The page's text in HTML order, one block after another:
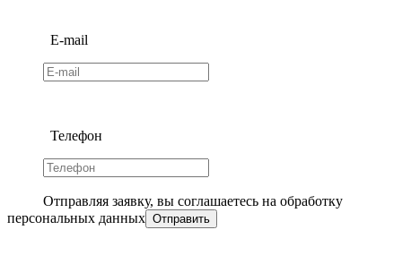
E-mail
Телефон
Отправляя заявку, вы соглашаетесь на обработку
персональных данных Отправить